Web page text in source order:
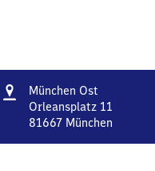
Adresse
München Ost
Ost
Orleansplatz 11
81667 München